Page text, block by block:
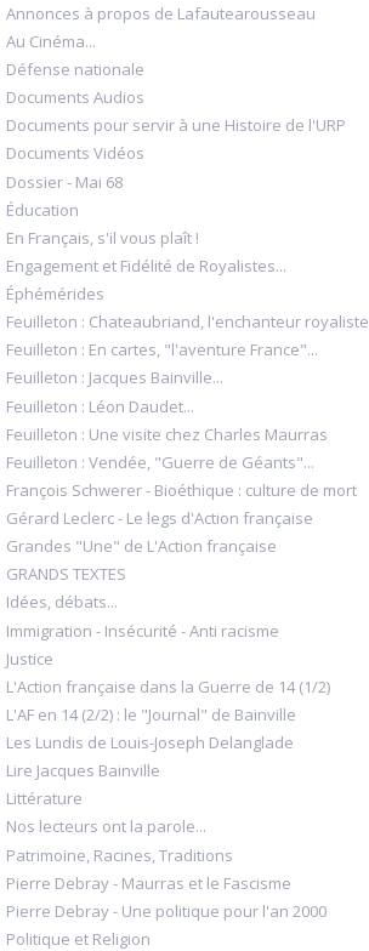
Annonces à propos de Lafautearousseau
Au Cinéma...
Défense nationale
Documents Audios
Documents pour servir à une Histoire de l'URP
Documents Vidéos
Dossier - Mai 68
Éducation
En Français, s'il vous plaît !
Engagement et Fidélité de Royalistes...
Éphémérides
Feuilleton : Chateaubriand, l'enchanteur royaliste
Feuilleton : En cartes, "l'aventure France"...
Feuilleton : Jacques Bainville...
Feuilleton : Léon Daudet...
Feuilleton : Une visite chez Charles Maurras
Feuilleton : Vendée, "Guerre de Géants"...
François Schwerer - Bioéthique : culture de mort
Gérard Leclerc - Le legs d'Action française
Grandes "Une" de L'Action française
GRANDS TEXTES
Idées, débats...
Immigration - Insécurité - Anti racisme
Justice
L'Action française dans la Guerre de 14 (1/2)
L'AF en 14 (2/2) : le "Journal" de Bainville
Les Lundis de Louis-Joseph Delanglade
Lire Jacques Bainville
Littérature
Nos lecteurs ont la parole...
Patrimoine, Racines, Traditions
Pierre Debray - Maurras et le Fascisme
Pierre Debray - Une politique pour l'an 2000
Politique et Religion